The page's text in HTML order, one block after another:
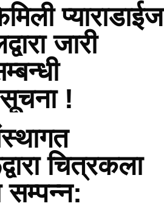
प्याराडाईज
जारी
!
चित्रकला
सम्पन्न: